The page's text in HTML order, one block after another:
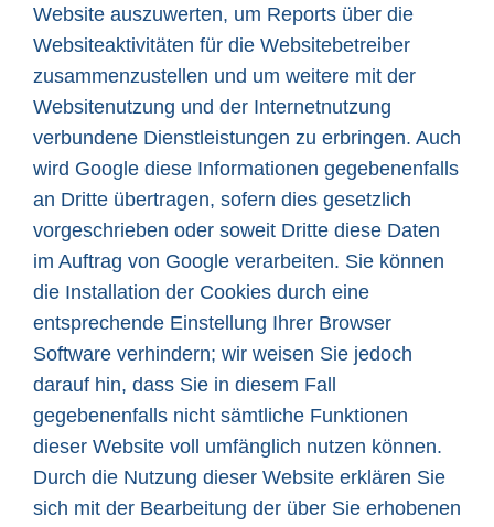
Website auszuwerten, um Reports über die
Websiteaktivitäten für die Websitebetreiber
zusammenzustellen und um weitere mit der
Websitenutzung und der Internetnutzung
verbundene Dienstleistungen zu erbringen. Auch
wird Google diese Informationen gegebenenfalls
an Dritte übertragen, sofern dies gesetzlich
vorgeschrieben oder soweit Dritte diese Daten
im Auftrag von Google verarbeiten. Sie können
die Installation der Cookies durch eine
entsprechende Einstellung Ihrer Browser
Software verhindern; wir weisen Sie jedoch
darauf hin, dass Sie in diesem Fall
gegebenenfalls nicht sämtliche Funktionen
dieser Website voll umfänglich nutzen können.
Durch die Nutzung dieser Website erklären Sie
sich mit der Bearbeitung der über Sie erhobenen